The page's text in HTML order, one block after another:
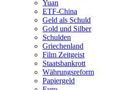
Yuan
ETF-China
Geld als Schuld
Gold und Silber
Schulden
Griechenland
Film Zeitgeist
Staatsbankrott
Währungsreform
Papiergeld